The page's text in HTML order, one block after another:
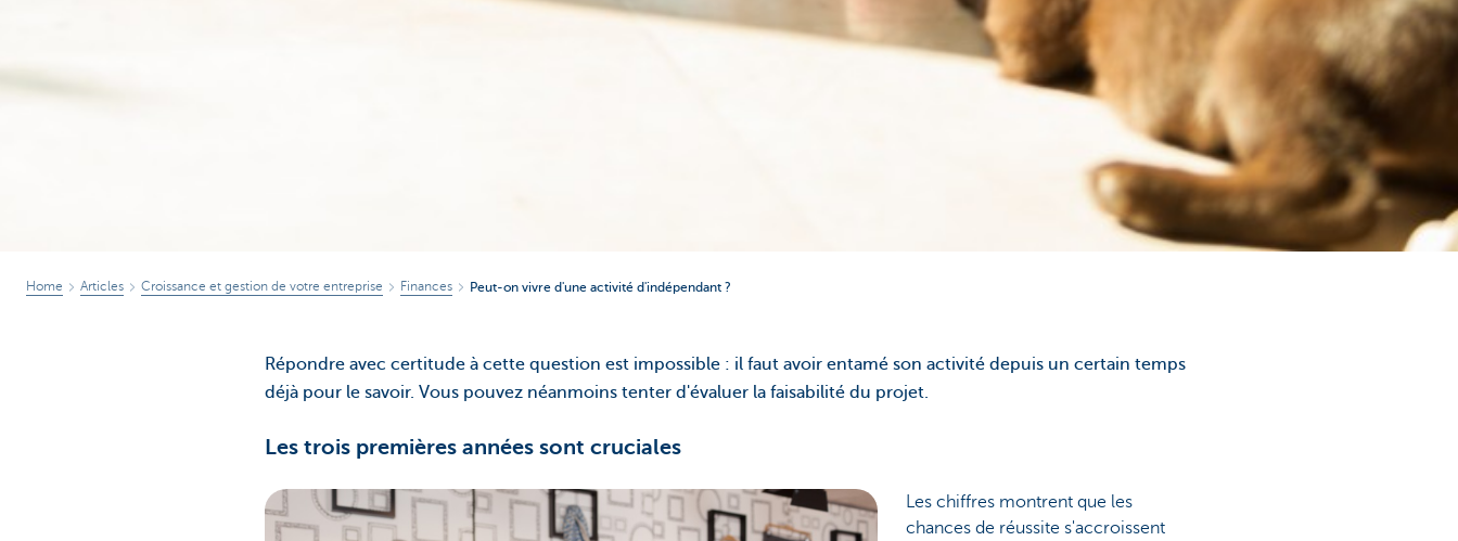
Home Articles Croissance et gestion de votre entreprise Finances Peut-on vivre d'une activité d'indépendant ?
Répondre avec certitude à cette question est impossible : il faut avoir entamé son activité depuis un certain temps
déjà pour le savoir. Vous pouvez néanmoins tenter d'évaluer la faisabilité du projet.
Les trois premières années sont cruciales
Les chiffres montrent que les
chances de réussite s'accroissent